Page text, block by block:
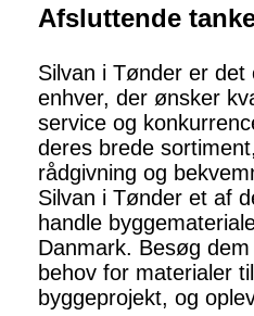
Afsluttende
Silvan i Tønder er det
enhver, der ønsker
service og
deres brede
rådgivning og
Silvan i Tønder et af
handle
Danmark. Besøg
behov for materialer
byggeprojekt, og